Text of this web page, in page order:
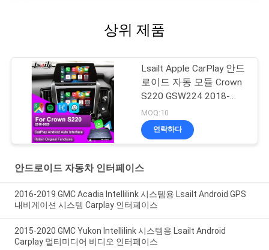
상위 제품
Lsailt Apple CarPlay 안드
로이드 자동 모듈 Crown
S220 GSW224 2018-
2022 통합 휴대 전화 거
울, 역 카메라
MOQ:10
연락하다
안드로이드 자동차 인터페이스
2016-2019 GMC Acadia Intellilink 시스템용 Lsailt Android GPS
내비게이션 시스템 Carplay 인터페이스
2015-2020 GMC Yukon Intellilink 시스템용 Lsailt Android
Carplay 멀티미디어 비디오 인터페이스